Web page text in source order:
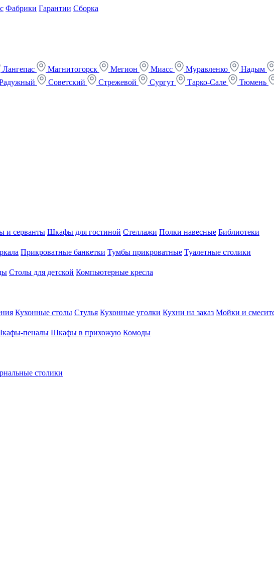
Фабрики Гарантии Сборка
Лангепас Магнитогорск Мегион Миасс Муравленко Надым
Советский Стрежевой Сургут Тарко-Сале Тюмень
и серванты Шкафы для гостиной Стеллажи Полки навесные Библиотеки
Прикроватные банкетки Тумбы прикроватные Туалетные столики
Столы для детской Компьютерные кресла
Кухонные столы Стулья Кухонные уголки Кухни на заказ Мойки и
пеналы Шкафы в прихожую Комоды
столики